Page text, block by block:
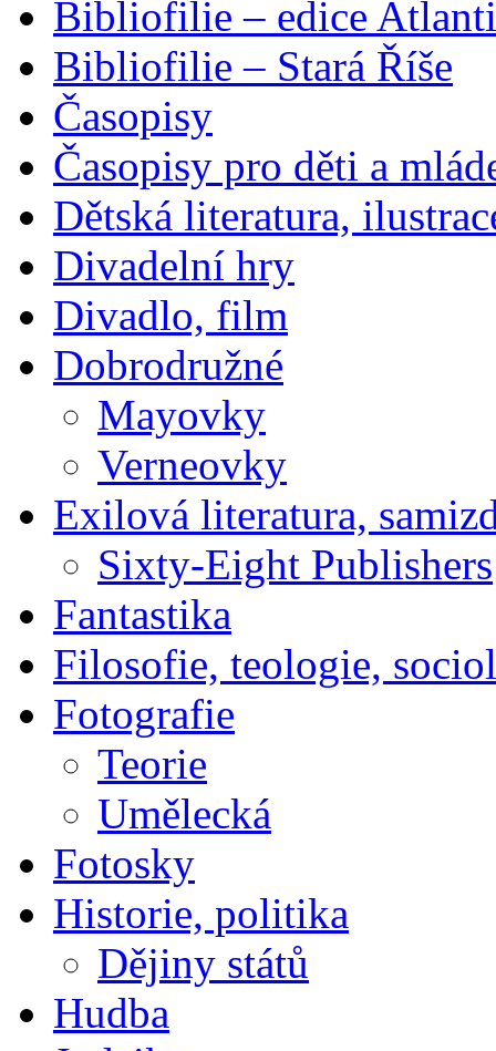
Bibliofilie – edice
Bibliofilie – Stará Říše
Časopisy
Časopisy pro děti a
Dětská literatura,
Divadelní hry
Divadlo, film
Dobrodružné
Mayovky
Verneovky
Exilová literatura,
Sixty-Eight Publishers
Fantastika
Filosofie, teologie,
Fotografie
Teorie
Umělecká
Fotosky
Historie, politika
Dějiny států
Hudba